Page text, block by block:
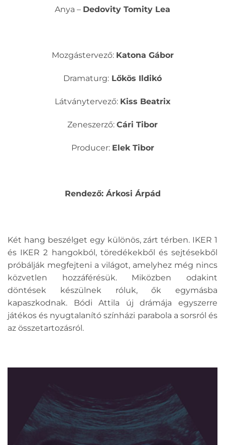
Anya – Dedovity Tomity Lea
Mozgástervező: Katona Gábor
Dramaturg: Lőkös Ildikó
Látványtervező: Kiss Beatrix
Zeneszerző: Cári Tibor
Producer: Elek Tibor
Rendező: Árkosi Árpád
Két hang beszélget egy különös, zárt térben. IKER 1
és IKER 2 hangokból, töredékekből és sejtésekből
próbálják megfejteni a világot, amelyhez még nincs
közvetlen hozzáférésük. Miközben odakint
döntések készülnek róluk, ők egymásba
kapaszkodnak. Bódi Attila új drámája egyszerre
játékos és nyugtalanító színházi parabola a sorsról és
az összetartozásról.